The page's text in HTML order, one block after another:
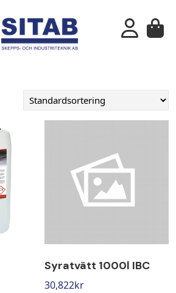
Syratvätt 1000l IBC
30,822kr